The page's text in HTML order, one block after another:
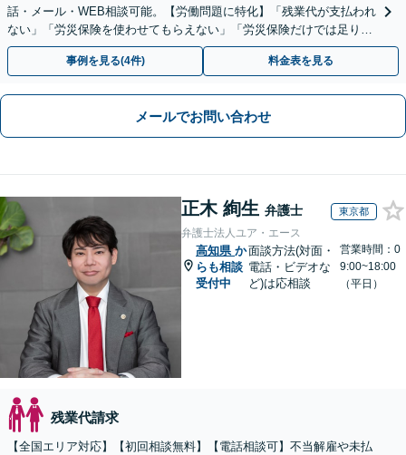
話・メール・WEB相談可能。【労働問題に特化】「残業代が支払われ
ない」「労災保険を使わせてもらえない」「労災保険だけでは足りな
い。損害賠償請求したい」など労働問題はお任せを。
事例を見る(4件) 料金表を見る
メールでお問い合わせ
正木 絢生 弁護士 東京都
弁護士法人ユア・エース
高知県 か
らも相談
受付中
面談方法(対面・
電話・ビデオな
ど)は応相談
営業時間：0
9:00~18:00
（平日）
残業代請求
【全国エリア対応】【初回相談無料】【電話相談可】不当解雇や未払